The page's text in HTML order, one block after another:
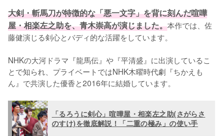
大剣・斬馬刀が特徴的な「悪一文字」を背に刻んだ喧嘩
屋・相楽左之助を、青木崇高が演じました。本作では、佐
藤健演じる剣心とバディ的な活躍をしています。
NHKの大河ドラマ『龍馬伝』や『平清盛』に出演しているこ
とで知られ、プライベートではNHK木曜時代劇『ちかえも
ん』で共演した優香と2016年に結婚しています。
「るろうに剣心」喧嘩屋・相楽左之助(さがらさ
のすけ)を徹底解説！「二重の極み」の使い手